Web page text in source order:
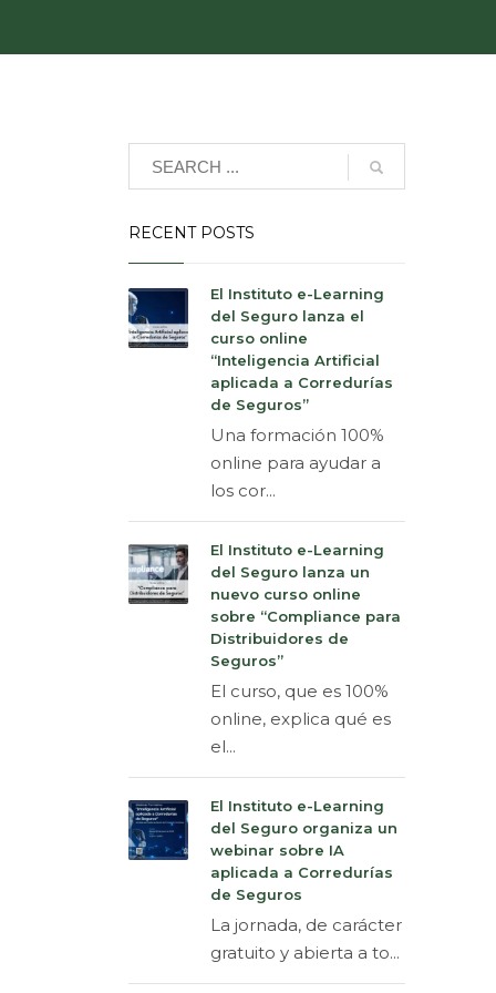
RECENT POSTS
El Instituto e-Learning
del Seguro lanza el
curso online
“Inteligencia Artificial
aplicada a Corredurías
de Seguros”
Una formación 100%
online para ayudar a
los cor...
El Instituto e-Learning
del Seguro lanza un
nuevo curso online
sobre “Compliance para
Distribuidores de
Seguros”
El curso, que es 100%
online, explica qué es
el...
El Instituto e-Learning
del Seguro organiza un
webinar sobre IA
aplicada a Corredurías
de Seguros
La jornada, de carácter
gratuito y abierta a to...